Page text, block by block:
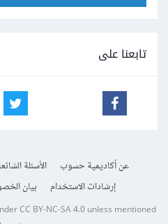
تابعنا على
عن أكاديمية حسوب الأسئلة الشائعة
إرشادات الاستخدام
بيان
CC BY-NC-SA 4.0unless mentioned